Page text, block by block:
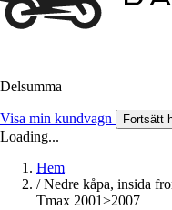
Delsumma
Visa min kundvagn Fortsätt
Loading...
Hem
/ Nedre kåpa, insida
Tmax 2001>2007